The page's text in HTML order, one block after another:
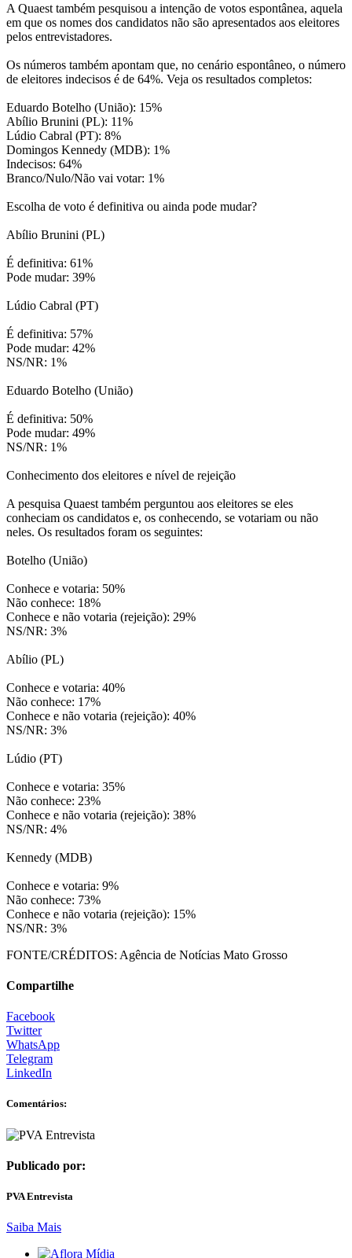
A Quaest também pesquisou a intenção de votos espontânea, aquela
em que os nomes dos candidatos não são apresentados aos eleitores
pelos entrevistadores.
Os números também apontam que, no cenário espontâneo, o número
de eleitores indecisos é de 64%. Veja os resultados completos:
Eduardo Botelho (União): 15%
Abílio Brunini (PL): 11%
Lúdio Cabral (PT): 8%
Domingos Kennedy (MDB): 1%
Indecisos: 64%
Branco/Nulo/Não vai votar: 1%
Escolha de voto é definitiva ou ainda pode mudar?
Abílio Brunini (PL)
É definitiva: 61%
Pode mudar: 39%
Lúdio Cabral (PT)
É definitiva: 57%
Pode mudar: 42%
NS/NR: 1%
Eduardo Botelho (União)
É definitiva: 50%
Pode mudar: 49%
NS/NR: 1%
Conhecimento dos eleitores e nível de rejeição
A pesquisa Quaest também perguntou aos eleitores se eles
conheciam os candidatos e, os conhecendo, se votariam ou não
neles. Os resultados foram os seguintes:
Botelho (União)
Conhece e votaria: 50%
Não conhece: 18%
Conhece e não votaria (rejeição): 29%
NS/NR: 3%
Abílio (PL)
Conhece e votaria: 40%
Não conhece: 17%
Conhece e não votaria (rejeição): 40%
NS/NR: 3%
Lúdio (PT)
Conhece e votaria: 35%
Não conhece: 23%
Conhece e não votaria (rejeição): 38%
NS/NR: 4%
Kennedy (MDB)
Conhece e votaria: 9%
Não conhece: 73%
Conhece e não votaria (rejeição): 15%
NS/NR: 3%
FONTE/CRÉDITOS: Agência de Notícias Mato Grosso
Compartilhe
Facebook
Twitter
WhatsApp
Telegram
LinkedIn
Comentários:
Publicado por:
PVA Entrevista
Saiba Mais